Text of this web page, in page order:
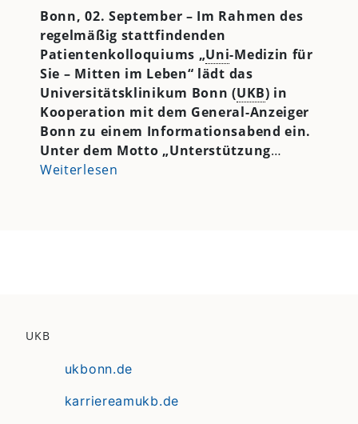
Bonn, 02. September – Im Rahmen des
regelmäßig stattfindenden
Patientenkolloquiums „Uni-Medizin für
Sie – Mitten im Leben“ lädt das
Universitätsklinikum Bonn (UKB) in
Kooperation mit dem General-Anzeiger
Bonn zu einem Informationsabend ein.
Unter dem Motto „Unterstützung…
Weiterlesen
UKB
ukbonn.de
karriereamukb.de